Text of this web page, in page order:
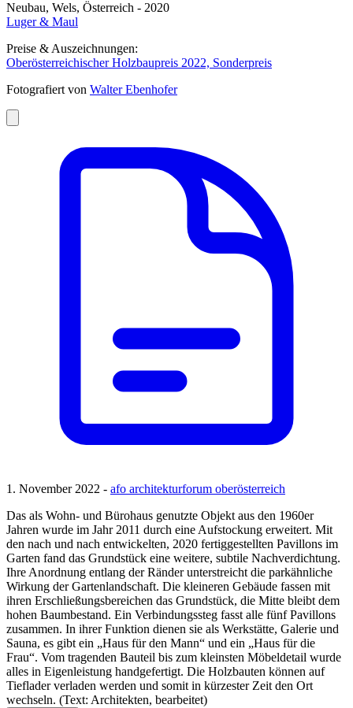
Neubau, Wels, Österreich - 2020
Luger & Maul
Preise & Auszeichnungen:
Oberösterreichischer Holzbaupreis 2022, Sonderpreis
Fotografiert von Walter Ebenhofer
1. November 2022 - afo architekturforum oberösterreich
Das als Wohn- und Bürohaus genutzte Objekt aus den 1960er
Jahren wurde im Jahr 2011 durch eine Aufstockung erweitert. Mit
den nach und nach entwickelten, 2020 fertiggestellten Pavillons im
Garten fand das Grundstück eine weitere, subtile Nachverdichtung.
Ihre Anordnung entlang der Ränder unterstreicht die parkähnliche
Wirkung der Gartenlandschaft. Die kleineren Gebäude fassen mit
ihren Erschließungsbereichen das Grundstück, die Mitte bleibt dem
hohen Baumbestand. Ein Verbindungssteg fasst alle fünf Pavillons
zusammen. In ihrer Funktion dienen sie als Werkstätte, Galerie und
Sauna, es gibt ein „Haus für den Mann“ und ein „Haus für die
Frau“. Vom tragenden Bauteil bis zum kleinsten Möbeldetail wurde
alles in Eigenleistung handgefertigt. Die Holzbauten können auf
Tieflader verladen werden und somit in kürzester Zeit den Ort
wechseln. (Text: Architekten, bearbeitet)